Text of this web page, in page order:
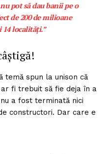
pot să dau banii pe o
de 200 de milioane
14 localități.”
temă spun la unison că
fi trebuit să fie deja în a
a fost terminată nici
constructori. Dar care e